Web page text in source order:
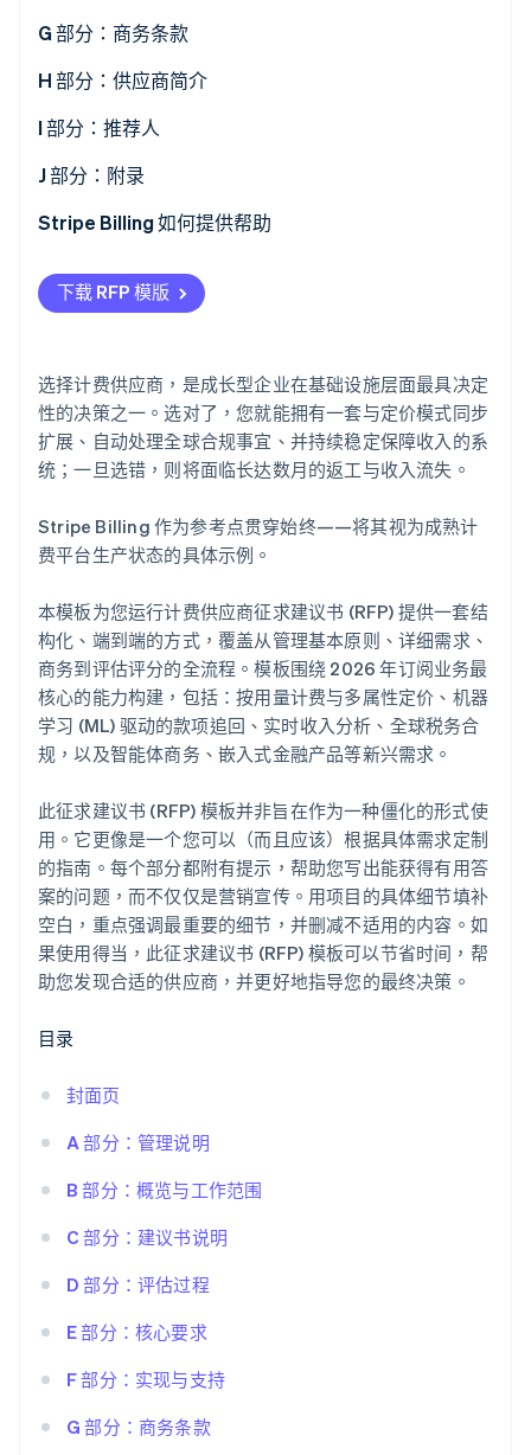
A.6 评估概览
A.7 供应商确认
B.5 期望结果
C.4 澄清与问题
C.5 建议书有效性
C.6 拒绝或协商的权利
D.3 演示要求
D.4 协商与合同授予
E.2 计费和订阅生命周期管理
E.3 收款与降低成本
E.4 客户留存与收入追回
E.5 智能体商务与嵌入式金融能力
智能体商务
E.6 报告、分析与收入确认
E.7 API 性能与开发人员体验
E.9 扩张性和可靠性
E.10 供应商认证声明
F.1 实施方法与时间线
F.2 资源与治理
F.3 培训与知识转移
F.4 支持模式与服务层级
F.5 维护与升级
F.6 持续改进
F.7 供应商证明
G 部分：商务条款
G.1 定价结构概览
G.2 定价组成部分
G.3 交易量层级
G.4 合同条款与灵活性
G.5 假设与依赖关系
G.6 供应商认证
H 部分：供应商简介
H.1 公司概览
H.2 领导层与关键人员
H.3 财务稳定
H.4 认证与合规
H.5 产品路线图
H.7 环境与可持续发展实践
H.8 供应商准确性声明
I 部分：推荐人
I.1 参考案例要求
I.2 参考表
I.3 参考结果摘要
I.4 参考案例验证
J 部分：附录
J.1 提交清单（供应商使用）
J.2 术语词汇表
J.3 评估评分矩阵（内部使用）
J.5 供应商提交认证
Stripe Billing 如何提供帮助
下载 RFP 模版
选择计费供应商，是成长型企业在基础设施层面最具决定
性的决策之一。选对了，您就能拥有一套与定价模式同步
扩展、自动处理全球合规事宜、并持续稳定保障收入的系
统；一旦选错，则将面临长达数月的返工与收入流失。
Stripe Billing 作为参考点贯穿始终——将其视为成熟计
费平台生产状态的具体示例。
本模板为您运行计费供应商征求建议书 (RFP) 提供一套结
构化、端到端的方式，覆盖从管理基本原则、详细需求、
商务到评估评分的全流程。模板围绕 2026 年订阅业务最
核心的能力构建，包括：按用量计费与多属性定价、机器
学习 (ML) 驱动的款项追回、实时收入分析、全球税务合
规，以及智能体商务、嵌入式金融产品等新兴需求。
此征求建议书 (RFP) 模板并非旨在作为一种僵化的形式使
用。它更像是一个您可以（而且应该）根据具体需求定制
的指南。每个部分都附有提示，帮助您写出能获得有用答
案的问题，而不仅仅是营销宣传。用项目的具体细节填补
空白，重点强调最重要的细节，并删减不适用的内容。如
果使用得当，此征求建议书 (RFP) 模板可以节省时间，帮
助您发现合适的供应商，并更好地指导您的最终决策。
目录
封面页
A 部分：管理说明
B 部分：概览与工作范围
C 部分：建议书说明
D 部分：评估过程
E 部分：核心要求
F 部分：实现与支持
G 部分：商务条款